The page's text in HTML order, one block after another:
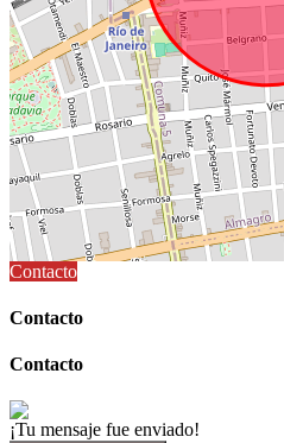
Contacto
Contacto
Contacto
¡Tu mensaje fue enviado!